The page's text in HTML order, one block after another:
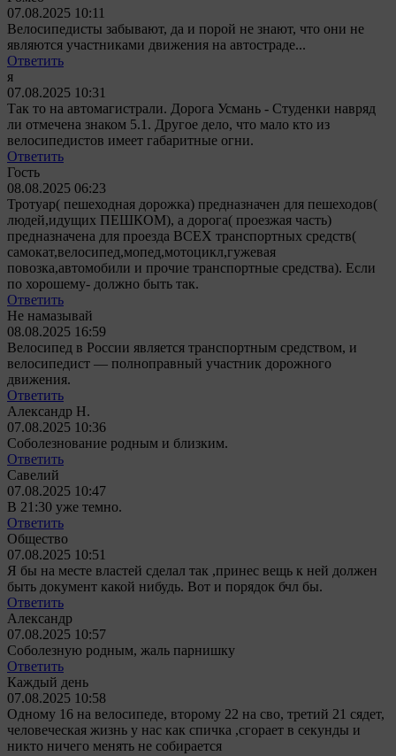
07.08.2025 10:11
Велосипедисты забывают, да и порой не знают, что они не
являются участниками движения на автостраде...
Ответить
я
07.08.2025 10:31
Так то на автомагистрали. Дорога Усмань - Студенки навряд
ли отмечена знаком 5.1. Другое дело, что мало кто из
велосипедистов имеет габаритные огни.
Ответить
Гость
08.08.2025 06:23
Тротуар( пешеходная дорожка) предназначен для пешеходов(
людей,идущих ПЕШКОМ), а дорога( проезжая часть)
предназначена для проезда ВСЕХ транспортных средств(
самокат,велосипед,мопед,мотоцикл,гужевая
повозка,автомобили и прочие транспортные средства). Если
по хорошему- должно быть так.
Ответить
Не намазывай
08.08.2025 16:59
Велосипед в России является транспортным средством, и
велосипедист — полноправный участник дорожного
движения.
Ответить
Александр Н.
07.08.2025 10:36
Соболезнование родным и близким.
Ответить
Савелий
07.08.2025 10:47
В 21:30 уже темно.
Ответить
Общество
07.08.2025 10:51
Я бы на месте властей сделал так ,принес вещь к ней должен
быть документ какой нибудь. Вот и порядок бчл бы.
Ответить
Александр
07.08.2025 10:57
Соболезную родным, жаль парнишку
Ответить
Каждый день
07.08.2025 10:58
Одному 16 на велосипеде, второму 22 на сво, третий 21 сядет,
человеческая жизнь у нас как спичка ,сгорает в секунды и
никто ничего менять не собирается